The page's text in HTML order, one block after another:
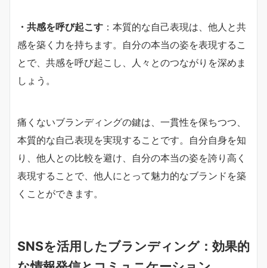
・共感を呼び起こす ：本質的な自己表現は、他人と共
感を築く力を持ちます。自分の本当の姿を表現するこ
とで、共感を呼び起こし、人々とのつながりを深めま
しょう。
痛くないブランディングの鍵は、一貫性を保ちつつ、
本質的な自己表現を実現することです。自分自身を知
り、他人との比較を避け、自分の本当の姿を誇り高く
表現することで、他人にとって魅力的なブランドを築
くことができます。
SNSを活用したブランディング：効果的